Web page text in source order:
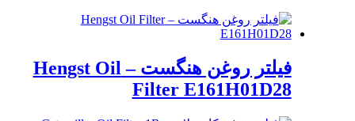
فیلتر روغن هنگست – Hengst Oil
Filter E161H01D28